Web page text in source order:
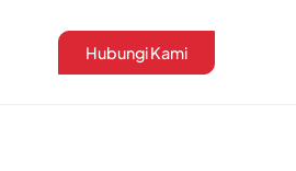
Hubungi Kami